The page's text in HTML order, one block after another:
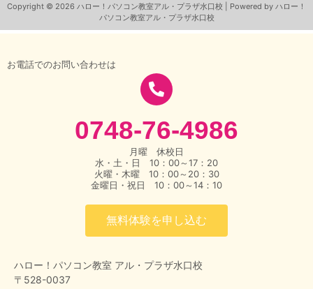
Copyright © 2026 ハロー！パソコン教室アル・プラザ水口校 | Powered by ハロー！
パソコン教室アル・プラザ水口校
お電話でのお問い合わせは
0748-76-4986
月曜 休校日
水・土・日 10：00～17：20
火曜・木曜 10：00～20：30
金曜日・祝日 10：00～14：10
無料体験を申し込む
ハロー！パソコン教室 アル・プラザ水口校
〒528-0037